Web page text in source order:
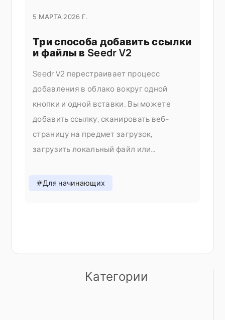
5 МАРТА 2026 Г.
Три способа добавить ссылки
и файлы в Seedr V2
Seedr V2 перестраивает процесс
добавления в облако вокруг одной
кнопки и одной вставки. Вы можете
добавить ссылку, сканировать веб-
страницу на предмет загрузок,
загрузить локальный файл или
без переключения вкладок. Почему мы
#Для начинающих
Категории